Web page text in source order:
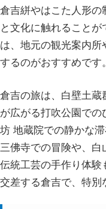
倉吉絣やはこた人形
と文化に触れること
は、地元の観光案内
するのがおすすめです。
倉吉の旅は、白壁土
が広がる打吹公園で
坊 地蔵院での静かな
三佛寺での冒険や、白
伝統工芸の手作り体
交差する倉吉で、特別